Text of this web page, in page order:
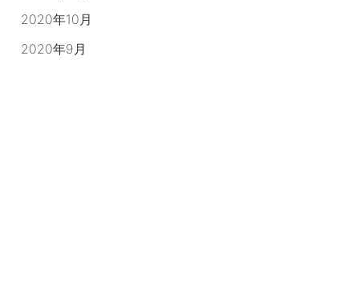
2020年10月
2020年9月